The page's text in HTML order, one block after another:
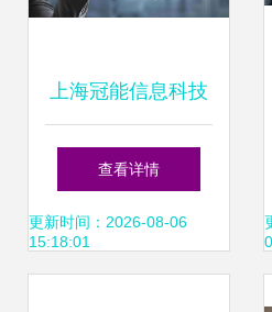
上海冠能信息科技
引领信息科技领域
的技术创新与开发
查看详情
更新时间：2026-08-06
15:18:01